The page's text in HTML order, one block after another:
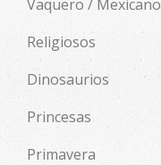
Vaquero / Mexicano
Religiosos
Dinosaurios
Princesas
Primavera